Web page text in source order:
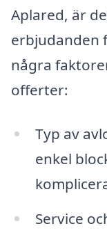
Aplared, är
erbjudanden
några
offerter:
Typ av
enkel
Service